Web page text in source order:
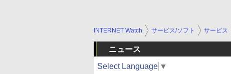
INTERNET Watch サービス/ソフト サービス
ニュース
Select Language ▼